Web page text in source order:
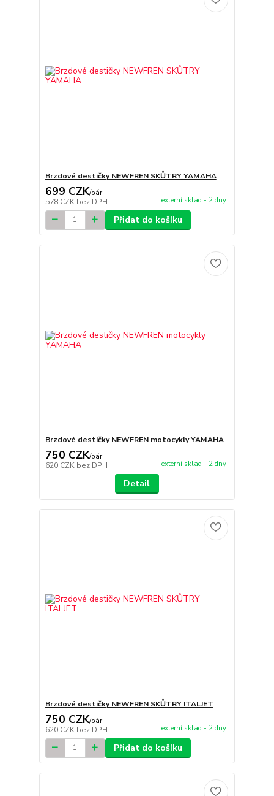
Brzdové destičky NEWFREN SKŮTRY YAMAHA
699 CZK/pár
578 CZK bez DPH externí sklad - 2 dny
Přidat do košíku
Brzdové destičky NEWFREN motocykly YAMAHA
750 CZK/pár
620 CZK bez DPH externí sklad - 2 dny
Detail
Brzdové destičky NEWFREN SKŮTRY ITALJET
750 CZK/pár
620 CZK bez DPH externí sklad - 2 dny
Přidat do košíku